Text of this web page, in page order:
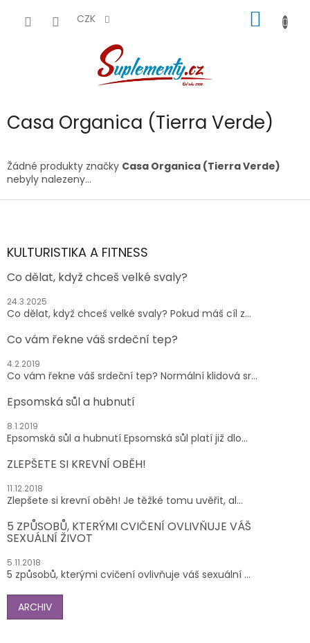
CZK
KOŠÍK
Casa Organica (Tierra Verde)
Žádné produkty značky Casa Organica (Tierra Verde)
nebyly nalezeny...
Z
aKULTURISTIKA A FITNESS
Co dělat, když chceš velké svaly?
24.3.2025
Co dělat, když chceš velké svaly? Pokud máš cíl z...
Co vám řekne váš srdeční tep?
4.2.2019
Co vám řekne váš srdeční tep? Normální klidová sr...
Epsomská sůl a hubnutí
8.1.2019
Epsomská sůl a hubnutí Epsomská sůl platí již dlo...
ZLEPŠETE SI KREVNÍ OBĚH!
11.12.2018
Zlepšete si krevní oběh! Je těžké tomu uvěřit, al...
5 ZPŮSOBŮ, KTERÝMI CVIČENÍ OVLIVŇUJE VÁŠ
SEXUÁLNÍ ŽIVOT
5.11.2018
5 způsobů, kterými cvičení ovlivňuje váš sexuální ...
ARCHIV